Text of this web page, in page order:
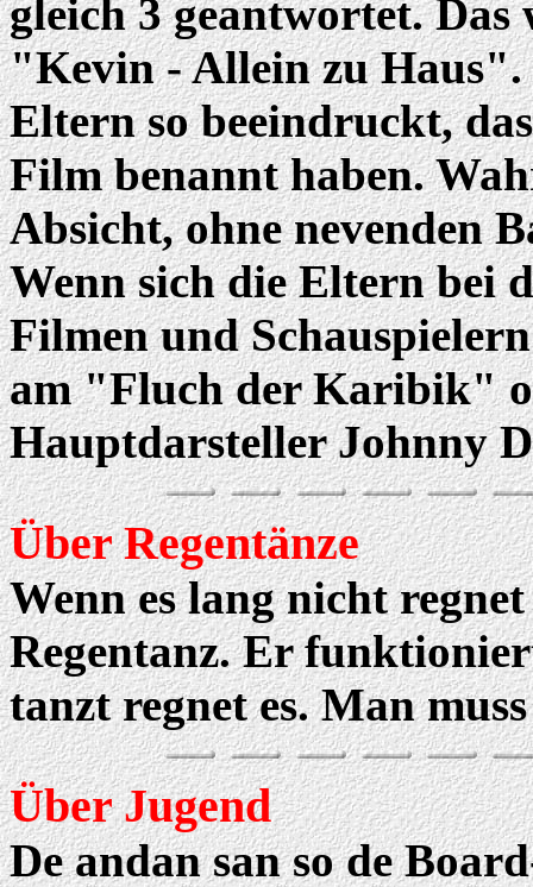
gleich 3 geantwortet.
"Kevin - Allein zu
Eltern so beeindruckt,
Film benannt haben.
Absicht, ohne nevenden
Wenn sich die Eltern bei
Filmen und
am "Fluch der Karibik"
Hauptdarsteller Johnny
Über Regentänze
Wenn es lang nicht
Regentanz. Er
tanzt regnet es. Man
Über Jugend
De andan san so de